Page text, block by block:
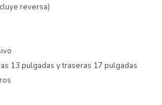
reversa)
13 pulgadas y traseras 17 pulgadas